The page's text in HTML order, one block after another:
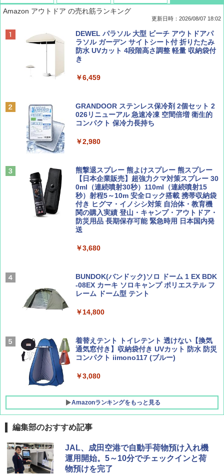
ディズニーファン ２０２６年 ９月号 [雑
誌] (ＤＩＳＮＥＹ ＦＡＮ)
￥713
SOTO ミニマル"旅"財布 ランダム2種】
￥1,500
￥1,540
Coyote No.89 特集 星野道夫 夢見る旅
AIRLINE（エアライン）2026年9月号【特
集】ボーイング110周年を祝して！
￥1,760
僕が見た未来【完全版】
￥0
力的な町 2026～2027 地球の歩き方D アジア
￥2,079
球の歩き方A ヨーロッパ
￥2,479
地球の歩き方 スター・ウォーズ
A26 地球の歩き方 チェコ ポーランド スロヴ
ァキア 2026～2027 地球の歩き方A ヨーロッ
[キャンパーズコレクション 山善] ポップアッ
プテント 傘みたいに広げて畳める パッとサ
ッとサンシェード キューブ フルクローズ メ
ッシュ 簡単設置 ワンタッチテント キャンプ
PYKES PEAK (パイクスピーク) 着替えテン
ト プライバシー テント 【中が透けない】 1
ーチ ピクニック ポップアップテント 携帯 簡
￥4,980
ENDLESS BASE 《めざましテレビで紹介》
テント ワンタッチ RENEW 幅200 2-3人用 43
500002(88859)
￥5,999
ーティング フルクローズ メッシュ 3-4人用
簡単設置 ポップアップテント エクルベージ
ュ(BC仕様) PATC-150B(EB)
￥9,990
[キャンパーズコレクション 山善] 傘みたいに
広げるだけ パッとサッとテント キューブワ
イド ブラックコーティング フルクローズ メ
ATCW-150B エクルベージュ
Amazon アウトドア の売れ筋ランキング
更新日時：2026/08/07 18:02
DEWEL パラソル 大型 ビーチ アウトドアパ
ラソル ガーデン サイトシート付 折りたたみ
防水 UVカット 4段階高さ調整 軽量 収納袋付
き
￥6,459
GRANDOOR ステンレス保冷剤 2個セット 2
026リニューアル 急速冷凍 空間倍増 衛生的
コンパクト 保冷力長持ち
￥2,980
熊撃退スプレー 熊よけスプレー 熊スプレー
【日本企業販売】超強力クマ対策スプレー 30
0ml（連続噴射30秒）110ml（連続噴射15
秒）射程5～10m 安全ロック搭載 携帯収納袋
付き ヒグマ・イノシシ対策 自治体・教育機
関の購入実績 登山・キャンプ・アウトドア・
防災用品 長期保存可能 緊急時用 日本国内発
送
￥3,680
BUNDOK(バンドック)ソロ ドーム 1 EX BDK
-08EX カーキ ソロキャンプ ポリエステル フ
レーム ドーム型 テント
￥14,800
着替えテント トイレテント 透けない【換気
通気窓付き】収納袋付き UVカット 防水 防災
コンパクト iimono117 (ブルー)
￥3,080
Amazonランキングをもっと見る
編集部のおすすめ記事
JAL、成田空港で自動手荷物預け入れ機
運用開始。5～10分でチェックインと荷
物預けを完了